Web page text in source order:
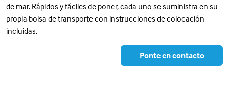
de mar. Rápidos y fáciles de poner, cada uno se suministra en su
propia bolsa de transporte con instrucciones de colocación
incluidas.
Ponte en contacto